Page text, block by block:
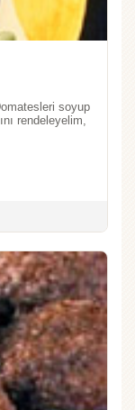
soyup
rendeleyelim,